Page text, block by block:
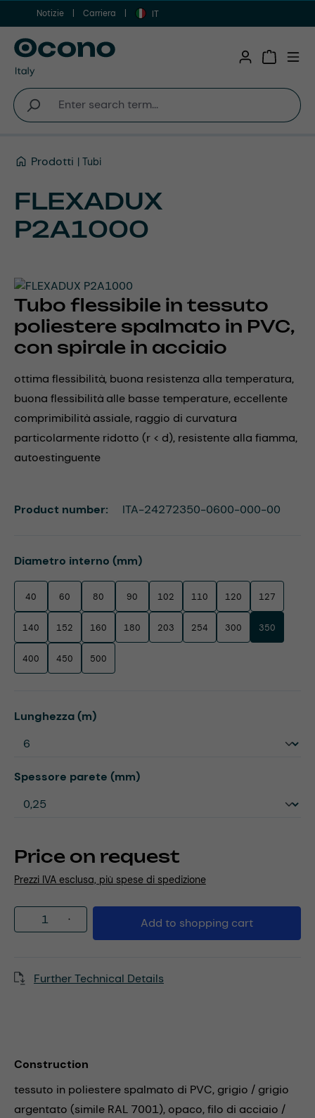
Vai al contenuto principale
Notizie Carriera IT
Prodotti Tubi
FLEXADUX
P2A1000
Tubo flessibile in tessuto
poliestere spalmato in PVC,
con spirale in acciaio
ottima flessibilità, buona resistenza alla temperatura,
buona flessibilità alle basse temperature, eccellente
comprimibilità assiale, raggio di curvatura
particolarmente ridotto (r < d), resistente alla fiamma,
autoestinguente
Price on request
Prezzi IVA esclusa, più spese di spedizione
Select
Diametro interno (mm)
40 60 80 90 102 110 120 127
140 152 160 180 203 254 300 350
400 450 500
Select
Lunghezza (m)
Select
Spessore parete (mm)
Product Quantity: Enter the desired
Add to shopping cart
Product number: ITA-24272350-0600-000-00
Further Technical Details
Construction
tessuto in poliestere spalmato di PVC, grigio / grigio
argentato (simile RAL 7001), opaco, filo di acciaio /